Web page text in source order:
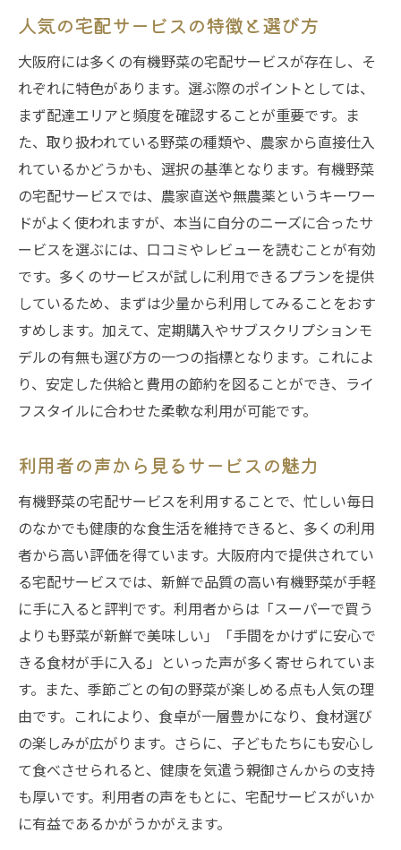
人気の宅配サービスの特徴と選び方
大阪府には多くの有機野菜の宅配サービスが存在し、そ
れぞれに特色があります。選ぶ際のポイントとしては、
まず配達エリアと頻度を確認することが重要です。ま
た、取り扱われている野菜の種類や、農家から直接仕入
れているかどうかも、選択の基準となります。有機野菜
の宅配サービスでは、農家直送や無農薬というキーワー
ドがよく使われますが、本当に自分のニーズに合ったサ
ービスを選ぶには、口コミやレビューを読むことが有効
です。多くのサービスが試しに利用できるプランを提供
しているため、まずは少量から利用してみることをおす
すめします。加えて、定期購入やサブスクリプションモ
デルの有無も選び方の一つの指標となります。これによ
り、安定した供給と費用の節約を図ることができ、ライ
フスタイルに合わせた柔軟な利用が可能です。
利用者の声から見るサービスの魅力
有機野菜の宅配サービスを利用することで、忙しい毎日
のなかでも健康的な食生活を維持できると、多くの利用
者から高い評価を得ています。大阪府内で提供されてい
る宅配サービスでは、新鮮で品質の高い有機野菜が手軽
に手に入ると評判です。利用者からは「スーパーで買う
よりも野菜が新鮮で美味しい」「手間をかけずに安心で
きる食材が手に入る」といった声が多く寄せられていま
す。また、季節ごとの旬の野菜が楽しめる点も人気の理
由です。これにより、食卓が一層豊かになり、食材選び
の楽しみが広がります。さらに、子どもたちにも安心し
て食べさせられると、健康を気遣う親御さんからの支持
も厚いです。利用者の声をもとに、宅配サービスがいか
に有益であるかがうかがえます。